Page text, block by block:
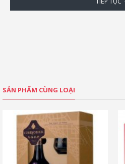
SẢN PHẨM CÙNG LOẠI